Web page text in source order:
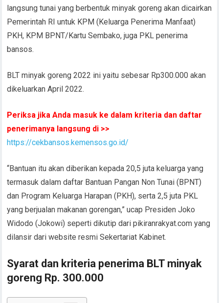
langsung tunai yang berbentuk minyak goreng akan dicairkan
Pemerintah RI untuk KPM (Keluarga Penerima Manfaat)
PKH, KPM BPNT/Kartu Sembako, juga PKL penerima
bansos.
BLT minyak goreng 2022 ini yaitu sebesar Rp300.000 akan
dikeluarkan April 2022.
Periksa jika Anda masuk ke dalam kriteria dan daftar
penerimanya langsung di >>
https://cekbansos.kemensos.go.id/
“Bantuan itu akan diberikan kepada 20,5 juta keluarga yang
termasuk dalam daftar Bantuan Pangan Non Tunai (BPNT)
dan Program Keluarga Harapan (PKH), serta 2,5 juta PKL
yang berjualan makanan gorengan,” ucap Presiden Joko
Widodo (Jokowi) seperti dikutip dari pikiranrakyat.com yang
dilansir dari website resmi Sekertariat Kabinet.
Syarat dan kriteria penerima BLT minyak
goreng Rp. 300.000